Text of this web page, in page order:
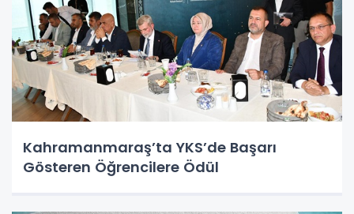
Kahramanmaraş’ta YKS’de Başarı
Gösteren Öğrencilere Ödül